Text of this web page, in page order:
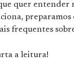
quer entender
preparamos
frequentes
a leitura!